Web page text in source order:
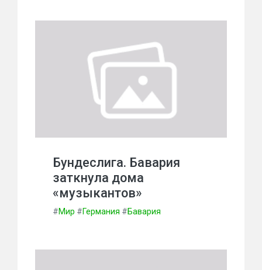
Бундеслига. Бавария
заткнула дома
«музыкантов»
#Мир #Германия #Бавария